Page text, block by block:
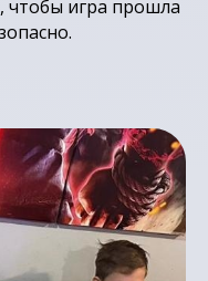
чтобы игра прошла